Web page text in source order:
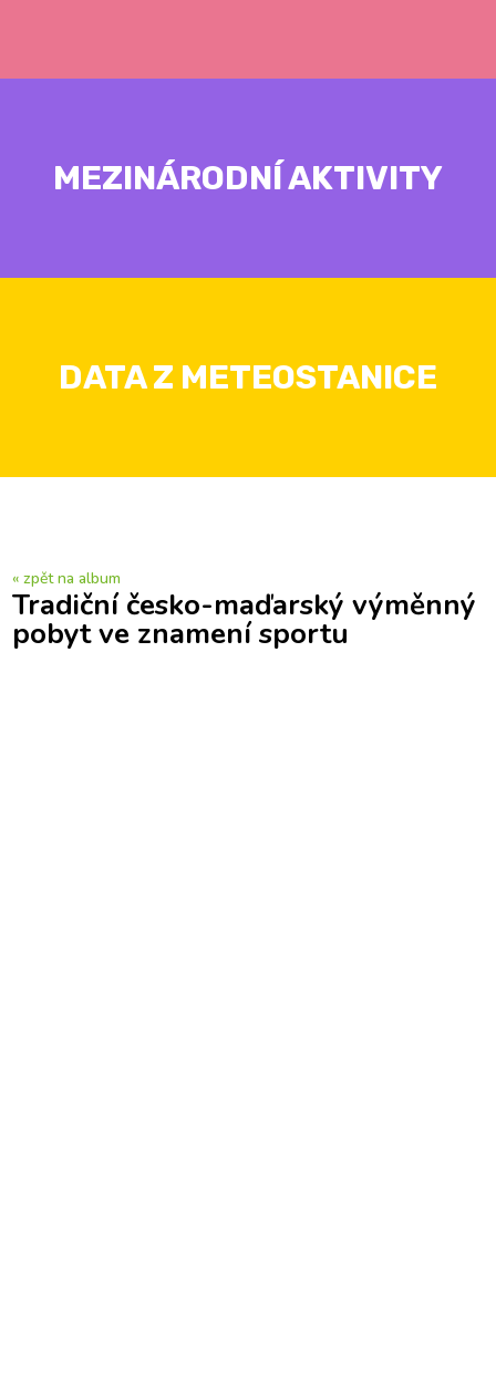
MEZINÁRODNÍ AKTIVITY
DATA Z METEOSTANICE
« zpět na album
Tradiční česko-maďarský výměnný
pobyt ve znamení sportu